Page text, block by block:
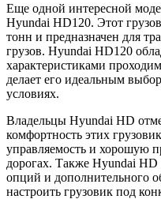
Еще одной интересной
Hyundai HD120. Этот
тонн и предназначен для
грузов. Hyundai HD120
характеристиками
делает его идеальным
условиях.
Владельцы Hyundai HD
комфортность этих
управляемость и хорошую
дорогах. Также Hyundai
опций и дополнительного
настроить грузовик под